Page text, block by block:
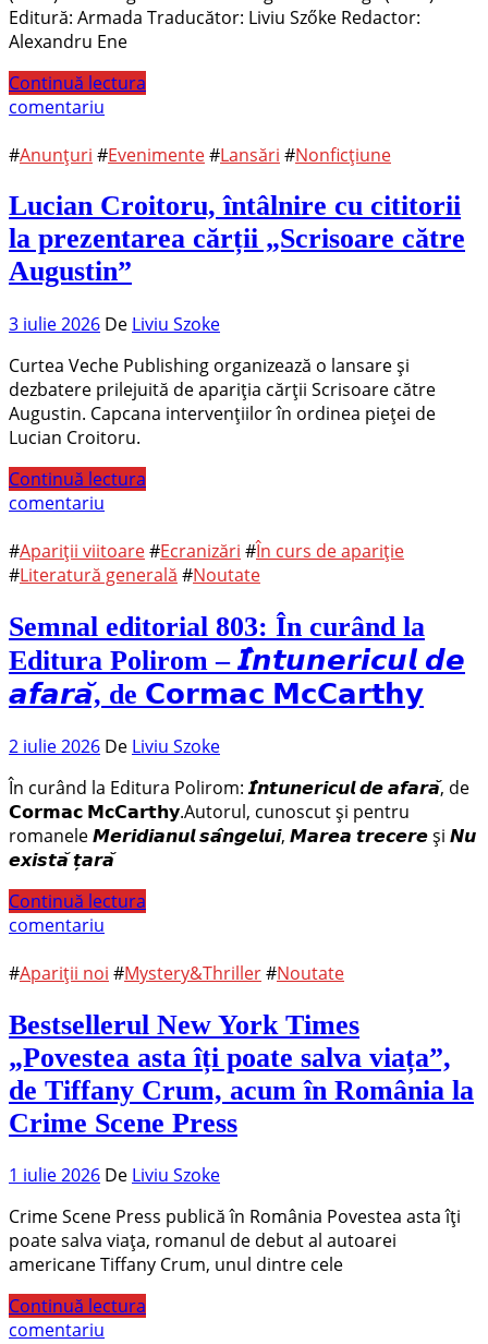
Editură: Armada Traducător: Liviu Szőke Redactor:
Alexandru Ene
Continuă lectura
comentariu
#Anunțuri #Evenimente#Lansări #Nonficțiune
Lucian Croitoru, întâlnire cu cititorii
la prezentarea cărții „Scrisoare către
Augustin”
3 iulie 2026 De Liviu Szoke
Curtea Veche Publishing organizează o lansare și
dezbatere prilejuită de apariția cărții Scrisoare către
Augustin. Capcana intervențiilor în ordinea pieței de
Lucian Croitoru.
Continuă lectura
comentariu
#Apariții viitoare#Ecranizări #În curs de apariție
#Literatură generală #Noutate
Semnal editorial 803: În curând la
Editura Polirom – 𝙄̂𝙣𝙩𝙪𝙣𝙚𝙧𝙞𝙘𝙪𝙡 𝙙𝙚
𝙖𝙛𝙖𝙧𝙖̆, de 𝗖𝗼𝗿𝗺𝗮𝗰 𝗠𝗰𝗖𝗮𝗿𝘁𝗵𝘆
2 iulie 2026 De Liviu Szoke
În curând la Editura Polirom: 𝙄̂𝙣𝙩𝙪𝙣𝙚𝙧𝙞𝙘𝙪𝙡 𝙙𝙚 𝙖𝙛𝙖𝙧𝙖̆, de
𝗖𝗼𝗿𝗺𝗮𝗰 𝗠𝗰𝗖𝗮𝗿𝘁𝗵𝘆.Autorul, cunoscut și pentru
romanele 𝙈𝙚𝙧𝙞𝙙𝙞𝙖𝙣𝙪𝙡 𝙨𝙖̂𝙣𝙜𝙚𝙡𝙪𝙞, 𝙈𝙖𝙧𝙚𝙖 𝙩𝙧𝙚𝙘𝙚𝙧𝙚 și 𝙉𝙪
𝙚𝙭𝙞𝙨𝙩𝙖̆ 𝙩̦𝙖𝙧𝙖̆
Continuă lectura
comentariu
#Apariții noi #Mystery&Thriller#Noutate
Bestsellerul New York Times
„Povestea asta îți poate salva viața”,
de Tiffany Crum, acum în România la
Crime Scene Press
1 iulie 2026 De Liviu Szoke
Crime Scene Press publică în România Povestea asta îți
poate salva viața, romanul de debut al autoarei
americane Tiffany Crum, unul dintre cele
Continuă lectura
comentariu